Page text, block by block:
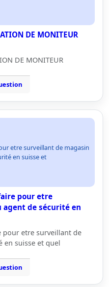
DE MONITEUR
DE MONITEUR
etre surveillant de magasin
en suisse et
pour etre
de sécurité en
pour etre surveillant de
en suisse et quel